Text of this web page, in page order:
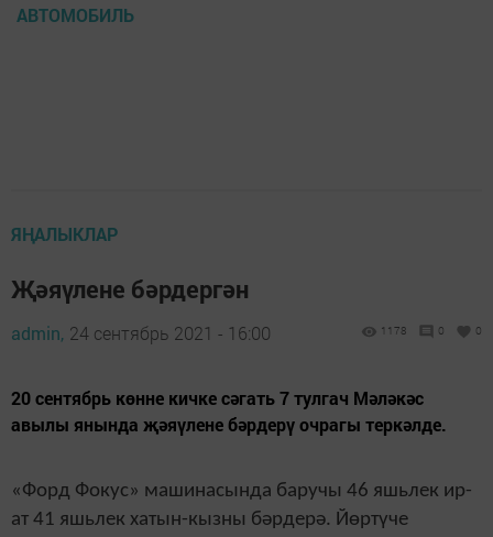
АВТОМОБИЛЬ
ЯҢАЛЫКЛАР
Җәяүлене бәрдергән
admin, 24 сентябрь 2021 - 16:00 1178 0 0
20 сентябрь көнне кичке сәгать 7 тулгач Мәләкәс
авылы янында җәяүлене бәрдерү очрагы теркәлде.
«Форд Фокус» машинасында баручы 46 яшьлек ир-
ат 41 яшьлек хатын-кызны бәрдерә. Йөртүче